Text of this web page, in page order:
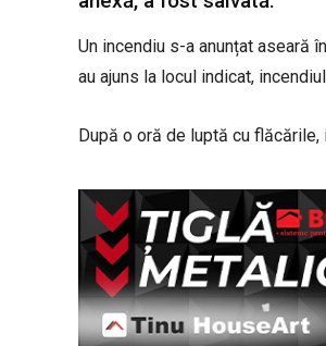
Un incendiu s-a anunțat aseară
au ajuns la locul indicat,
După o oră de luptă cu